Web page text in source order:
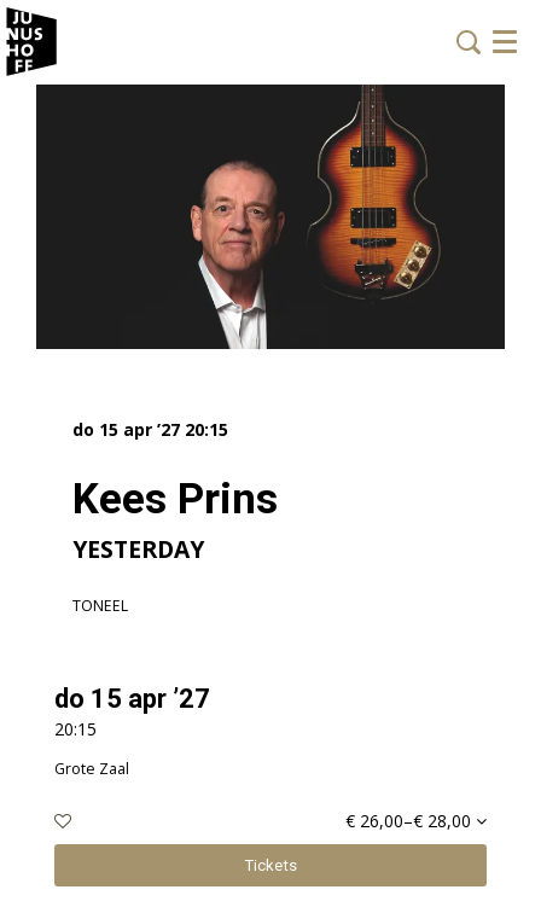
Menu
Kees Prins
YESTERDAY
do 15 apr ’27 20:15
TONEEL
do 15 apr ’27
20:15
Grote Zaal
€ 26,00–€ 28,00
Tickets